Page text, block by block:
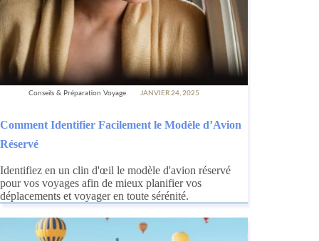
Conseils & Préparation Voyage JANVIER 24, 2025
Comment Identifier Facilement le Modèle d’Avion
Réservé
Identifiez en un clin d'œil le modèle d'avion réservé
pour vos voyages afin de mieux planifier vos
déplacements et voyager en toute sérénité.